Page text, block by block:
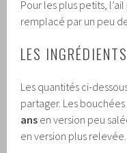
Pour les plus petits,
remplacé par un peu
LES INGRÉDIENTS
Les quantités ci-
partager. Les
ans en version peu
en version plus relevée.